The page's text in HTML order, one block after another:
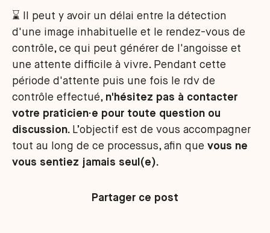
⌛ Il peut y avoir un délai entre la détection
d'une image inhabituelle et le rendez-vous de
contrôle, ce qui peut générer de l'angoisse et
une attente difficile à vivre. Pendant cette
période d'attente puis une fois le rdv de
contrôle effectué, n'hésitez pas à contacter
votre praticien·e pour toute question ou
discussion. L’objectif est de vous accompagner
tout au long de ce processus, afin que vous ne
vous sentiez jamais seul(e).
Partager ce post